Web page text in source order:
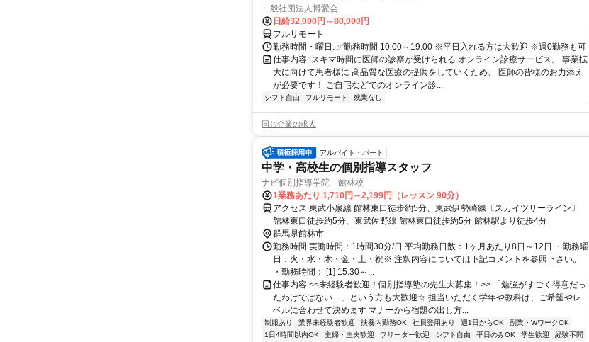
一般社団法人博愛会
日給32,000円～80,000円
フルリモート
勤務時間・曜日: ✅勤務時間 10:00～19:00 ※平日入れる方は大歓迎 ※週0勤務も可
仕事内容: スキマ時間に医師の診察が受けられる オンライン診療サービス。 事業拡
大に向けて患者様に 高品質な医療の提供をしていくため、 医師の皆様のお力添え
が必要です！ ご自宅などでのオンライン診...
シフト自由 フルリモート 残業なし
同じ企業の求人
アルバイト・パート
中学・高校生の個別指導スタッフ
ナビ個別指導学院 館林校
1業務あたり 1,710円～2,199円（レッスン 90分）
アクセス 東武小泉線 館林東口徒歩約5分、東武伊勢崎線〔スカイツリーライン〕
館林東口徒歩約5分、東武佐野線 館林東口徒歩約5分 館林駅より徒歩4分
群馬県館林市
勤務時間 実働時間：1時間30分/日 平均勤務日数：1ヶ月あたり8日～12日 ・勤務曜
日：火・水・木・金・土・祝※ 注釈内容については下記コメントを参照下さい。
・勤務時間： [1] 15:30～...
仕事内容 <<未経験者歓迎！個別指導塾の先生大募集！>> 「勉強がすごく得意だっ
たわけではない…」という方も大歓迎☆ 担当いただく学年や教科は、ご希望やレ
ベルに合わせて決めます マナーから宿題の出し方...
制服あり 業界未経験者歓迎 扶養内勤務OK 社員登用あり 週1日からOK
副業・WワークOK
1日4時間以内OK
主婦・主夫歓迎 フリーター歓迎 シフト自由 平日のみOK 学生歓迎
経験不問